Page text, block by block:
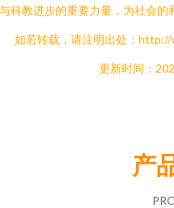
科教进步的重要力量，为社会的
如若转载，请注明出处：
更新时间：
产